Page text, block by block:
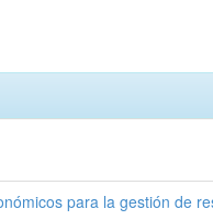
para la gestión de